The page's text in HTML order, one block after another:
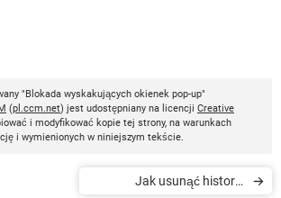
"Blokada wyskakujących okienek pop-up"
(pl.ccm.net) jest udostępniany na licencji Creative
i modyfikować kopie tej strony, na warunkach
i wymienionych w niniejszym tekście.
Jak usunąć historię